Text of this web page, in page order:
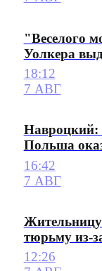
"Веселого
Уолкера
18:12
7 АВГ
Навроцкий:
Польша
16:42
7 АВГ
тюрьму из-
12:26